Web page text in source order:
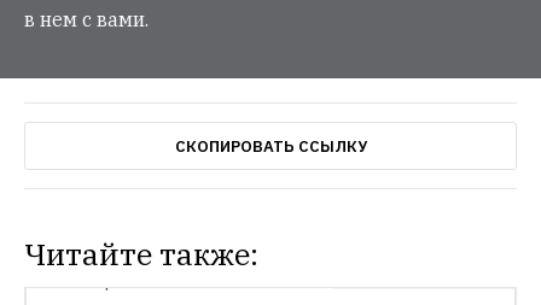
в нем с вами.
СКОПИРОВАТЬ ССЫЛКУ
Читайте также:
СИТУАЦИЯ